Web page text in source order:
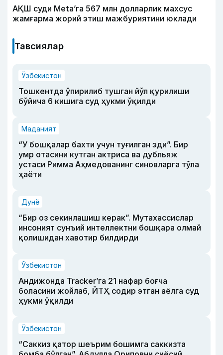
АҚШ суди Meta’га 567 млн долларлик махсус
жамғарма жорий этиш мажбуриятини юклади
Тавсиялар
Ўзбекистон
Тошкентда ўпирилиб тушган йўл қурилиши
бўйича 6 кишига суд ҳукми ўқилди
Маданият
“У бошқалар бахти учун туғилган эди”. Бир
умр отасини кутган актриса ва дубльяж
устаси Римма Аҳмедованинг синовларга тўла
ҳаёти
Дунё
“Бир оз секинлашиш керак”. Мутахассислар
инсоният сунъий интеллектни бошқара олмай
қолишидан хавотир билдирди
Ўзбекистон
Андижонда Tracker’га 21 нафар боғча
боласини жойлаб, ЙТҲ содир этган аёлга суд
ҳукми ўқилди
Ўзбекистон
“Саккиз қатор шеърим бошимга саккизта